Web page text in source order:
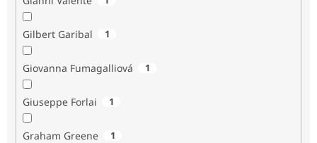
Gilbert Garibal 1
Giovanna Fumagalliová 1
Giuseppe Forlai 1
Graham Greene 1